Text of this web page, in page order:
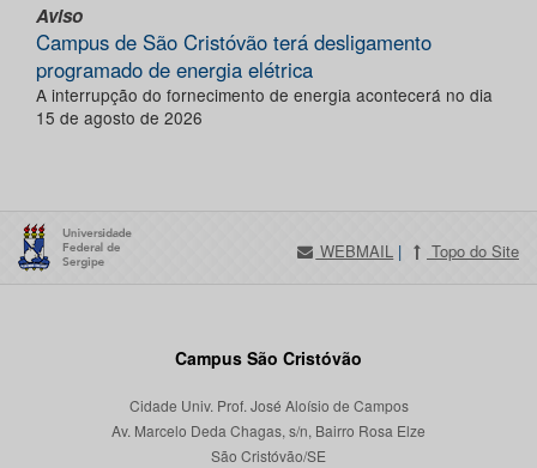
Aviso
Campus de São Cristóvão terá desligamento
programado de energia elétrica
A interrupção do fornecimento de energia acontecerá no dia
15 de agosto de 2026
WEBMAIL | Topo do Site
Campus São Cristóvão
Cidade Univ. Prof. José Aloísio de Campos
Av. Marcelo Deda Chagas, s/n, Bairro Rosa Elze
São Cristóvão/SE